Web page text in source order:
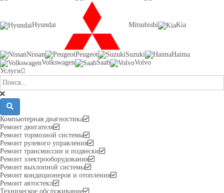
Hyundai Mitsubishi Kia
Nissan Peugeot Suzuki
Haima
Volkswagen
Saab
Volvo
Услуги
Компьютерная диагностика
Ремонт двигателя
Ремонт тормозной системы
Ремонт рулевого управления
Ремонт трансмиссии и подвески
Ремонт электрооборудования
Ремонт выхлопной системы
Ремонт кондиционеров и отопления
Ремонт автостекл
Техническое обслуживание